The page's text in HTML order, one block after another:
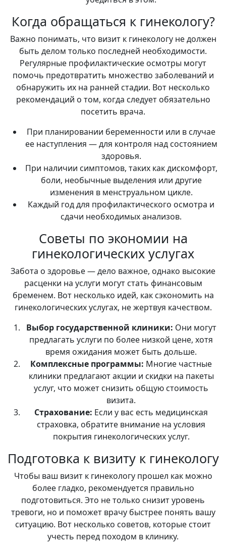
Когда обращаться к гинекологу?
Важно понимать, что визит к гинекологу не должен
быть делом только последней необходимости.
Регулярные профилактические осмотры могут
помочь предотвратить множество заболеваний и
обнаружить их на ранней стадии. Вот несколько
рекомендаций о том, когда следует обязательно
посетить врача.
При планировании беременности или в случае
ее наступления — для контроля над состоянием
здоровья.
При наличии симптомов, таких как дискомфорт,
боли, необычные выделения или другие
изменения в менструальном цикле.
Каждый год для профилактического осмотра и
сдачи необходимых анализов.
Советы по экономии на
гинекологических услугах
Забота о здоровье — дело важное, однако высокие
расценки на услуги могут стать финансовым
бременем. Вот несколько идей, как сэкономить на
гинекологических услугах, не жертвуя качеством.
Выбор государственной клиники: Они могут
предлагать услуги по более низкой цене, хотя
время ожидания может быть дольше.
Комплексные программы: Многие частные
клиники предлагают акции и скидки на пакеты
услуг, что может снизить общую стоимость
визита.
Страхование: Если у вас есть медицинская
страховка, обратите внимание на условия
покрытия гинекологических услуг.
Подготовка к визиту к гинекологу
Чтобы ваш визит к гинекологу прошел как можно
более гладко, рекомендуется правильно
подготовиться. Это не только снизит уровень
тревоги, но и поможет врачу быстрее понять вашу
ситуацию. Вот несколько советов, которые стоит
учесть перед походом в клинику.